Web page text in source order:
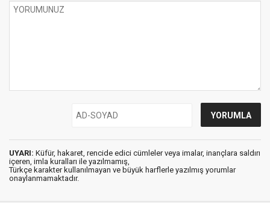
UYARI: Küfür, hakaret, rencide edici cümleler veya imalar, inançlara saldırı
içeren, imla kuralları ile yazılmamış,
Türkçe karakter kullanılmayan ve büyük harflerle yazılmış yorumlar
onaylanmamaktadır.